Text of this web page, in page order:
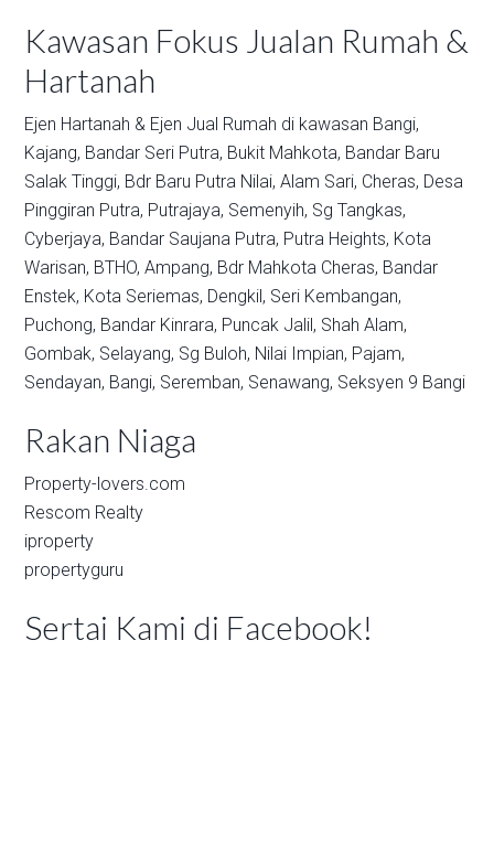
Kawasan Fokus Jualan Rumah &
Hartanah
Ejen Hartanah & Ejen Jual Rumah di kawasan Bangi,
Kajang, Bandar Seri Putra, Bukit Mahkota, Bandar Baru
Salak Tinggi, Bdr Baru Putra Nilai, Alam Sari, Cheras, Desa
Pinggiran Putra, Putrajaya, Semenyih, Sg Tangkas,
Cyberjaya, Bandar Saujana Putra, Putra Heights, Kota
Warisan, BTHO, Ampang, Bdr Mahkota Cheras, Bandar
Enstek, Kota Seriemas, Dengkil, Seri Kembangan,
Puchong, Bandar Kinrara, Puncak Jalil, Shah Alam,
Gombak, Selayang, Sg Buloh, Nilai Impian, Pajam,
Sendayan, Bangi, Seremban, Senawang, Seksyen 9 Bangi
Rakan Niaga
Property-lovers.com
Rescom Realty
iproperty
propertyguru
Sertai Kami di Facebook!